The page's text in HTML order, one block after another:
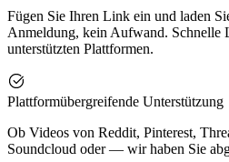
Fügen Sie Ihren Link ein und laden
Anmeldung, kein Aufwand. Schnelle
unterstützten Plattformen.
Plattformübergreifende Unterstützung
Ob Videos von Reddit, Pinterest,
Soundcloud oder — wir haben Sie